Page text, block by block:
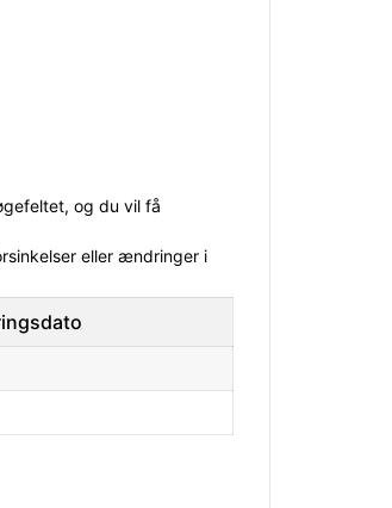
og du vil få
eller ændringer i